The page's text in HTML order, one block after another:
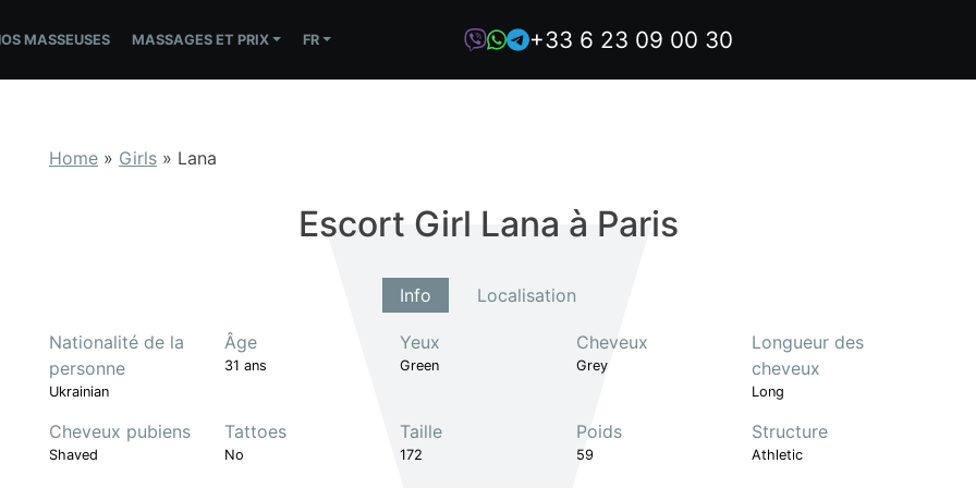
MASSEUSES MASSAGES ET PRIX FR +33 6 23 09 00 30
Home » Girls » Lana
Escort Girl Lana à Paris
Info Localisation
Nationalité de la
personne
Ukrainian
Âge
31 ans
Yeux
Green
Cheveux
Grey
Longueur des
cheveux
Long
Cheveux pubiens
Shaved
Tattoes
No
Taille
172
Poids
59
Structure
Athletic